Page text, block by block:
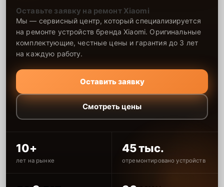
Оставьте заявку на ремонт Xiaomi
Мы — сервисный центр, который специализируется
на ремонте устройств бренда Xiaomi. Оригинальные
комплектующие, честные цены и гарантия до 3 лет
на каждую работу.
Оставить заявку
Смотреть цены
10+
лет на рынке
45 тыс.
отремонтировано устройств